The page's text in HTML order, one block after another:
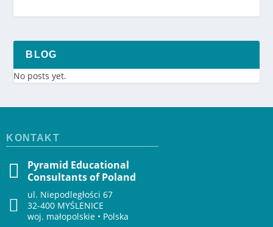
BLOG
No posts yet.
KONTAKT
Pyramid Educational
Consultants of Poland
ul. Niepodległości 67
32-400 MYŚLENICE
woj. małopolskie • Polska